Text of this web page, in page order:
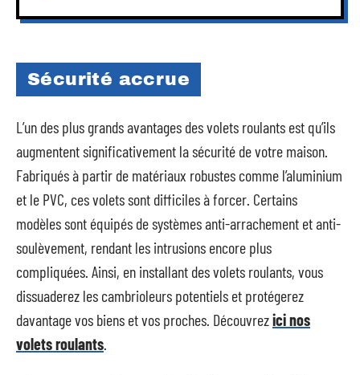
Sécurité accrue
L’un des plus grands avantages des volets roulants est qu’ils
augmentent significativement la sécurité de votre maison.
Fabriqués à partir de matériaux robustes comme l’aluminium
et le PVC, ces volets sont difficiles à forcer. Certains
modèles sont équipés de systèmes anti-arrachement et anti-
soulèvement, rendant les intrusions encore plus
compliquées. Ainsi, en installant des volets roulants, vous
dissuaderez les cambrioleurs potentiels et protégerez
davantage vos biens et vos proches. Découvrezici nos
volets roulants